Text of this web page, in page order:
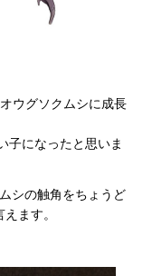
ウグソクムシに成長
子になったと思いま
シの触角をちょうど
ます。